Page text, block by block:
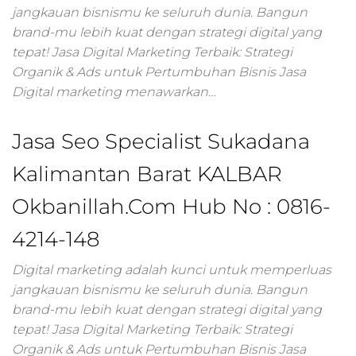
marketing,paket
digital
online
marketing,digital
marketing
online,online
marketing
online,digital
marketing
kuliner,google
marketing,bisnis
digital
digital marketing
agency,jasa digital
branding,digital
jangkauan bisnismu ke seluruh dunia. Bangun
brand-mu lebih kuat dengan strategi digital yang
tepat! Jasa Digital Marketing Terbaik: Strategi
Organik & Ads untuk Pertumbuhan Bisnis Jasa
Digital marketing menawarkan…
Jasa Seo Specialist Sukadana
Kalimantan Barat KALBAR
Okbanillah.Com Hub No : 0816-
4214-148
Digital marketing adalah kunci untuk memperluas
jangkauan bisnismu ke seluruh dunia. Bangun
brand-mu lebih kuat dengan strategi digital yang
tepat! Jasa Digital Marketing Terbaik: Strategi
Organik & Ads untuk Pertumbuhan Bisnis Jasa